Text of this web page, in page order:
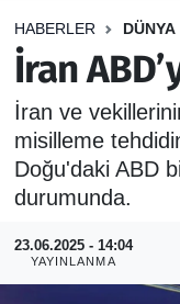
HABERLER DÜNYA
İran
İran ve
misilleme
Doğu'daki ABD
durumunda.
23.06.2025 - 14:04
YAYINLANMA
DEPREM
GENEL
EKONOMİ
SİYASET
SPOR
İzmir Namaz
İzmir Trafik
Puan
Tüm Manşetler
Son Dakika